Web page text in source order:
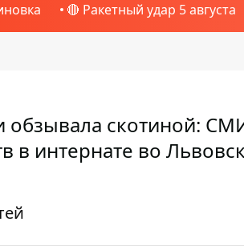
🔴 Ракетный удар 5 августа
обзывала скотиной:
в интернате во